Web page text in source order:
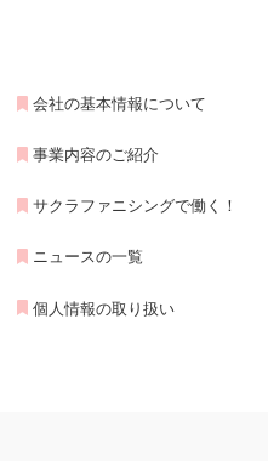
会社の基本情報について
事業内容のご紹介
サクラファニシングで働く！
ニュースの一覧
個人情報の取り扱い